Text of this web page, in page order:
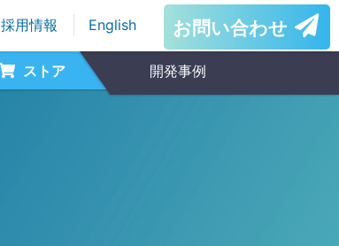
採用情報 English お問い合わせ
ストア 開発事例